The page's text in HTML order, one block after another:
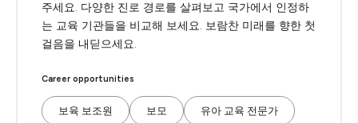
주세요. 다양한 진로 경로를 살펴보고 국가에서 인정하
는 교육 기관들을 비교해 보세요. 보람찬 미래를 향한 첫
걸음을 내딛으세요.
Career opportunities
보육 보조원 보모 유아 교육 전문가